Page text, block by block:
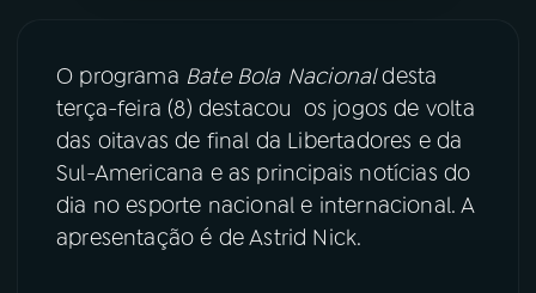
08 FESTIVAL DE MÚSICA
ACOMPANHE A RÁDIO NACIONAL
O programa Bate Bola Nacionaldesta
terça-feira (8) destacou os jogos de volta
das oitavas de final da Libertadores e da
Sul-Americana e as principais notícias do
dia no esporte nacional e internacional. A
apresentação é de Astrid Nick.